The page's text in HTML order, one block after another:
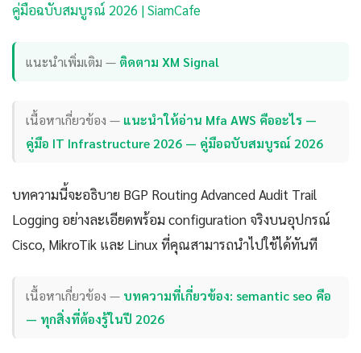
คู่มือฉบับสมบูรณ์ 2026 | SiamCafe
แนะนำเพิ่มเติม — ติดตาม XM Signal
เนื้อหาเกี่ยวข้อง — แนะนำให้อ่าน Mfa AWS คืออะไร —
คู่มือ IT Infrastructure 2026 — คู่มือฉบับสมบูรณ์ 2026
บทความนี้จะอธิบาย BGP Routing Advanced Audit Trail
Logging อย่างละเอียดพร้อม configuration จริงบนอุปกรณ์
Cisco, MikroTik และ Linux ที่คุณสามารถนำไปใช้ได้ทันที
เนื้อหาเกี่ยวข้อง — บทความที่เกี่ยวข้อง: semantic seo คือ
— ทุกสิ่งที่ต้องรู้ในปี 2026